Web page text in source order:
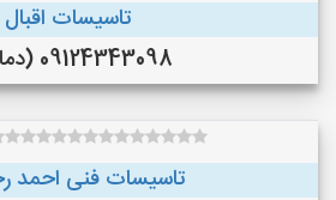
تاسیسات اقبال
09124343098 (دماوند)
تاسیسات فنی احمد